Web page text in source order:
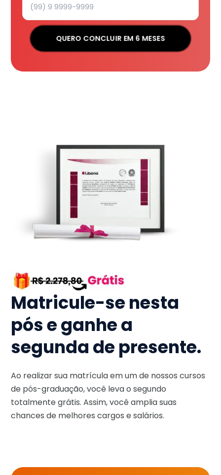
QUERO CONCLUIR EM 6 MESES
Matricule-se nesta
pós e ganhe a
segunda de presente.
Ao realizar sua matrícula em um de nossos cursos
de pós-graduação, você leva o segundo
totalmente grátis. Assim, você amplia suas
chances de melhores cargos e salários.